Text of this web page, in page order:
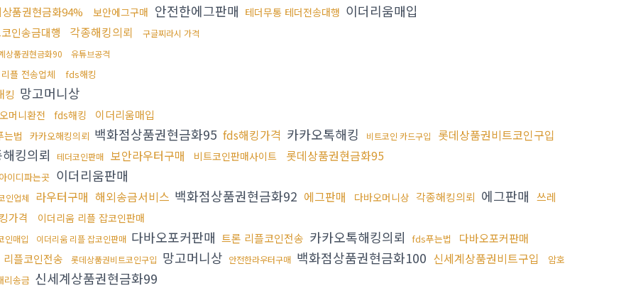
품권현금화94% 보안에그구매 안전한에그판매 테더무통 테더전송대행 이더리움매입
인송금대행 각종해킹의뢰
구글찌라시 가격
상품권현금화90
유튜브공격
플 전송업체 fds해킹
킹 망고머니상
머니환전 fds해킹 이더리움매입
는법 카카오해킹의뢰 백화점상품권현금화95 fds해킹가격 카카오톡해킹 비트코인 카드구입 롯데상품권비트코인구입
킹의뢰 테더코인판매 보안라우터구매 비트코인판매사이트 롯데상품권현금화95
이디파는곳 이더리움판매
인업체 라우터구매 해외송금서비스 백화점상품권현금화92 에그판매 다바오머니상 각종해킹의뢰 에그판매 쓰레
가격
이더리움 리플 잡코인판매
인매입 이더리움 리플 잡코인판매 다바오포커판매 트론 리플코인전송 카카오톡해킹의뢰 fds푸는법
다바오포커판매
리플코인전송
롯데상품권비트코인구입 망고머니상 안전한라우터구매 백화점상품권현금화100 신세계상품권비트구입
암호
리송금 신세계상품권현금화99